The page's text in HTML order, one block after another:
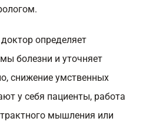
определяет
болезни и уточняет
снижение умственных
у себя пациенты, работа
мышления или